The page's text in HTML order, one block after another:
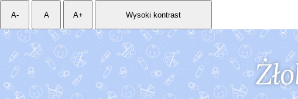
A- A A+ Wysoki kontrast